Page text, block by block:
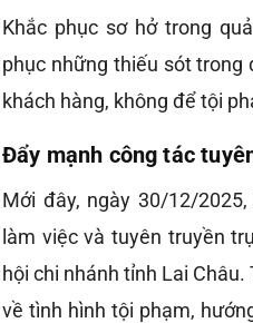
Khắc phục sơ hở trong
phục những thiếu sót trong
khách hàng, không để tội
Đẩy mạnh công tác
Mới đây, ngày 30/12/
làm việc và tuyên truyền
hội chi nhánh tỉnh Lai
về tình hình tội phạm,